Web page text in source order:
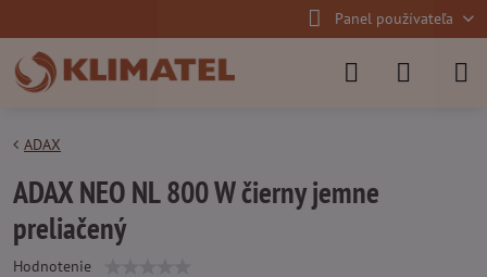
Panel používateľa
ADAX
ADAX NEO NL 800 W čierny jemne
preliačený
Hodnotenie